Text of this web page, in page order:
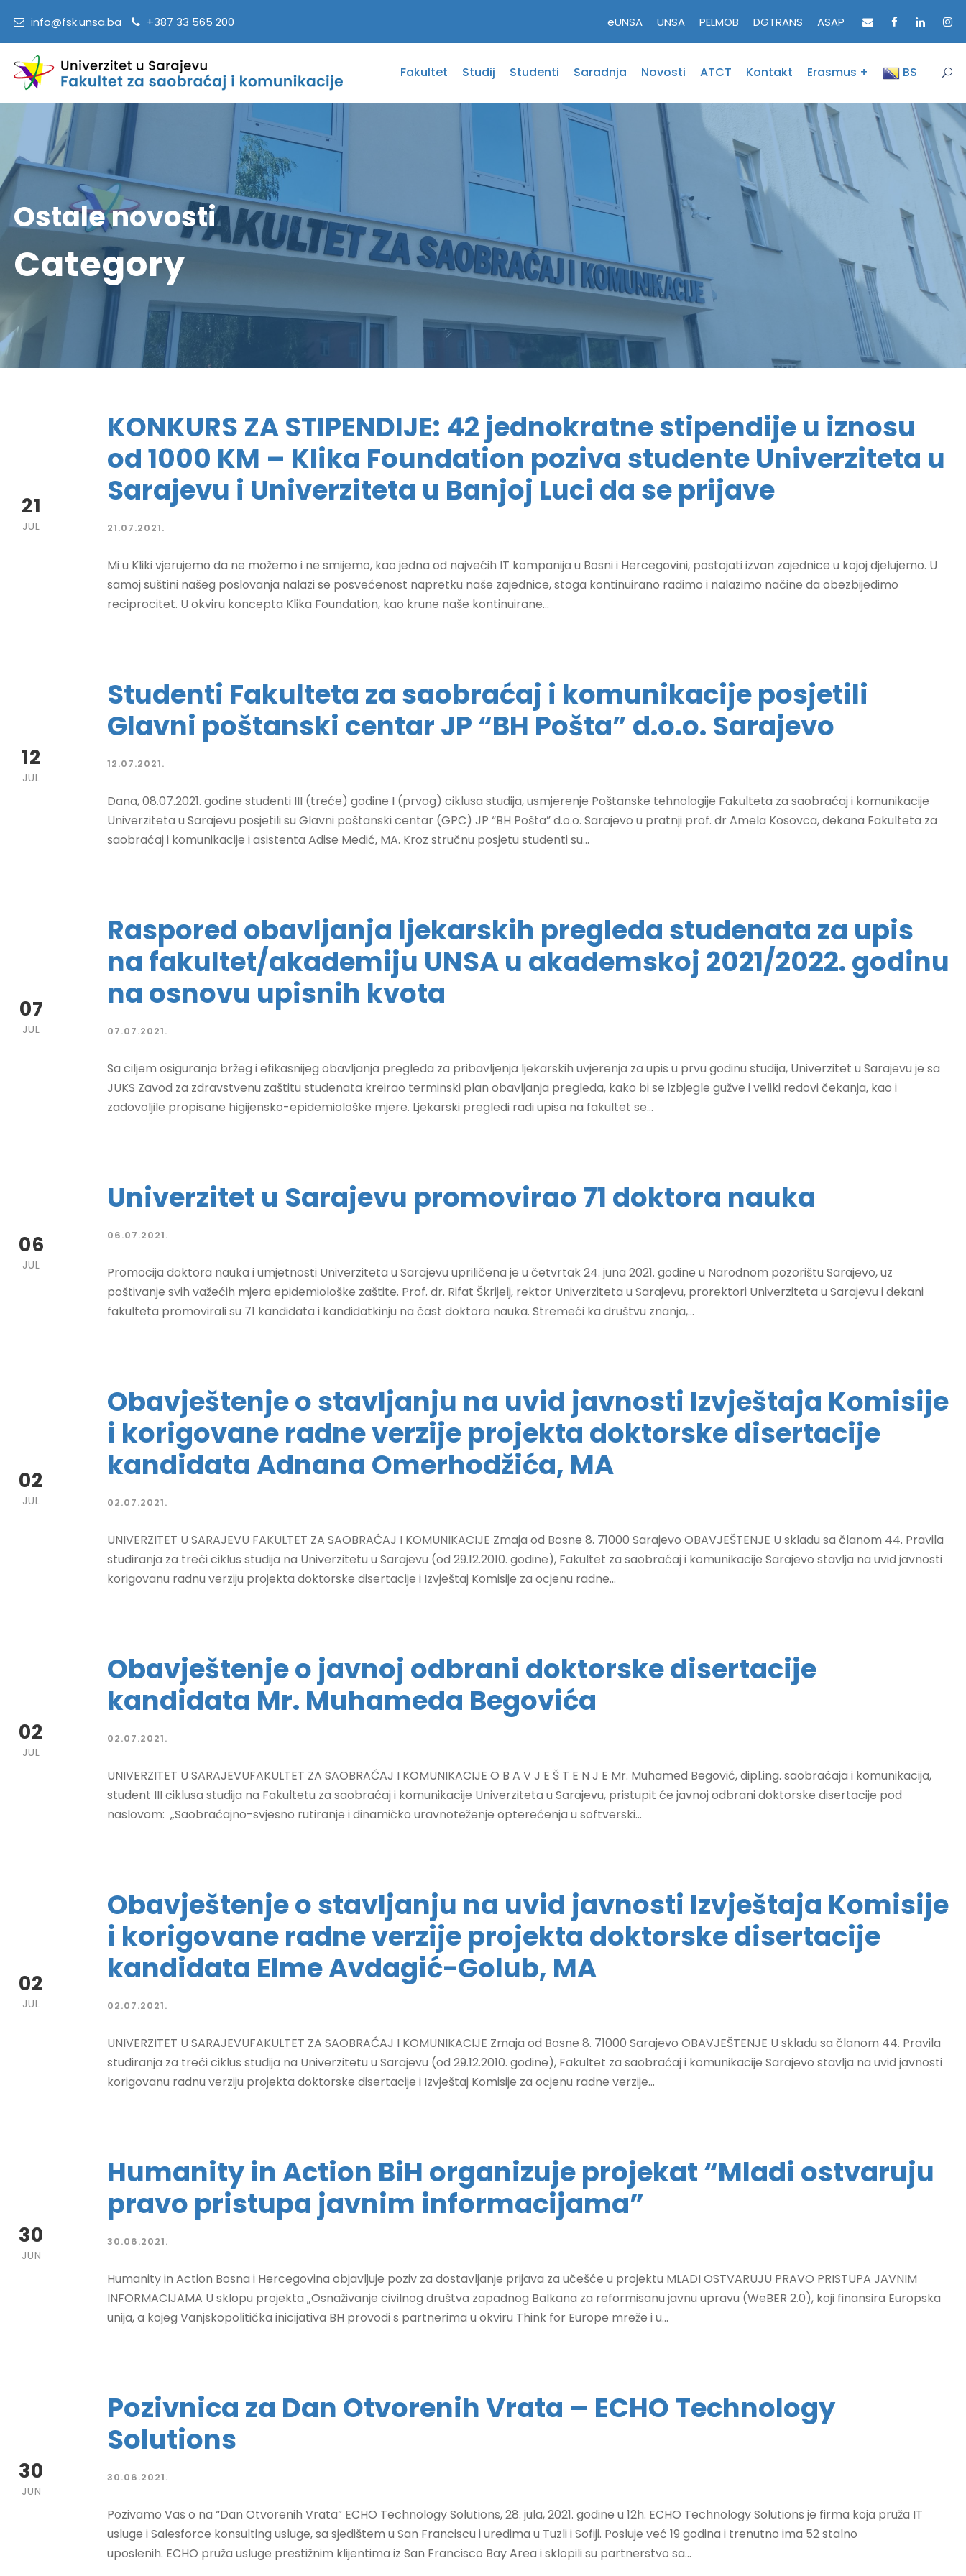
info@fsk.unsa.ba +387 33 565 200 eUNSA UNSA PELMOB DGTRANS ASAP
Fakultet Studij Studenti Saradnja Novosti ATCT Kontakt Erasmus + BS
Ostale novosti
Category
21
JUL
KONKURS ZA STIPENDIJE: 42 jednokratne stipendije u iznosu
od 1000 KM – Klika Foundation poziva studente Univerziteta u
Sarajevu i Univerziteta u Banjoj Luci da se prijave
21.07.2021.
Mi u Kliki vjerujemo da ne možemo i ne smijemo, kao jedna od najvećih IT kompanija u Bosni i Hercegovini, postojati izvan zajednice u kojoj djelujemo. U
samoj suštini našeg poslovanja nalazi se posvećenost napretku naše zajednice, stoga kontinuirano radimo i nalazimo načine da obezbijedimo
reciprocitet. U okviru koncepta Klika Foundation, kao krune naše kontinuirane...
12
JUL
Studenti Fakulteta za saobraćaj i komunikacije posjetili
Glavni poštanski centar JP “BH Pošta” d.o.o. Sarajevo
12.07.2021.
Dana, 08.07.2021. godine studenti III (treće) godine I (prvog) ciklusa studija, usmjerenje Poštanske tehnologije Fakulteta za saobraćaj i komunikacije
Univerziteta u Sarajevu posjetili su Glavni poštanski centar (GPC) JP “BH Pošta” d.o.o. Sarajevo u pratnji prof. dr Amela Kosovca, dekana Fakulteta za
saobraćaj i komunikacije i asistenta Adise Medić, MA. Kroz stručnu posjetu studenti su...
07
JUL
Raspored obavljanja ljekarskih pregleda studenata za upis
na fakultet/akademiju UNSA u akademskoj 2021/2022. godinu
na osnovu upisnih kvota
07.07.2021.
Sa ciljem osiguranja bržeg i efikasnijeg obavljanja pregleda za pribavljenja ljekarskih uvjerenja za upis u prvu godinu studija, Univerzitet u Sarajevu je sa
JUKS Zavod za zdravstvenu zaštitu studenata kreirao terminski plan obavljanja pregleda, kako bi se izbjegle gužve i veliki redovi čekanja, kao i
zadovoljile propisane higijensko-epidemiološke mjere. Ljekarski pregledi radi upisa na fakultet se...
06
JUL
Univerzitet u Sarajevu promovirao 71 doktora nauka
06.07.2021.
Promocija doktora nauka i umjetnosti Univerziteta u Sarajevu upriličena je u četvrtak 24. juna 2021. godine u Narodnom pozorištu Sarajevo, uz
poštivanje svih važećih mjera epidemiološke zaštite. Prof. dr. Rifat Škrijelj, rektor Univerziteta u Sarajevu, prorektori Univerziteta u Sarajevu i dekani
fakulteta promovirali su 71 kandidata i kandidatkinju na čast doktora nauka. Stremeći ka društvu znanja,...
02
JUL
Obavještenje o stavljanju na uvid javnosti Izvještaja Komisije
i korigovane radne verzije projekta doktorske disertacije
kandidata Adnana Omerhodžića, MA
02.07.2021.
UNIVERZITET U SARAJEVU FAKULTET ZA SAOBRAĆAJ I KOMUNIKACIJE Zmaja od Bosne 8. 71000 Sarajevo OBAVJEŠTENJE U skladu sa članom 44. Pravila
studiranja za treći ciklus studija na Univerzitetu u Sarajevu (od 29.12.2010. godine), Fakultet za saobraćaj i komunikacije Sarajevo stavlja na uvid javnosti
korigovanu radnu verziju projekta doktorske disertacije i Izvještaj Komisije za ocjenu radne...
02
JUL
Obavještenje o javnoj odbrani doktorske disertacije
kandidata Mr. Muhameda Begovića
02.07.2021.
UNIVERZITET U SARAJEVUFAKULTET ZA SAOBRAĆAJ I KOMUNIKACIJE O B A V J E Š T E N J E Mr. Muhamed Begović, dipl.ing. saobraćaja i komunikacija,
student III ciklusa studija na Fakultetu za saobraćaj i komunikacije Univerziteta u Sarajevu, pristupit će javnoj odbrani doktorske disertacije pod
naslovom: „Saobraćajno-svjesno rutiranje i dinamičko uravnoteženje opterećenja u softverski...
02
JUL
Obavještenje o stavljanju na uvid javnosti Izvještaja Komisije
i korigovane radne verzije projekta doktorske disertacije
kandidata Elme Avdagić-Golub, MA
02.07.2021.
UNIVERZITET U SARAJEVUFAKULTET ZA SAOBRAĆAJ I KOMUNIKACIJE Zmaja od Bosne 8. 71000 Sarajevo OBAVJEŠTENJE U skladu sa članom 44. Pravila
studiranja za treći ciklus studija na Univerzitetu u Sarajevu (od 29.12.2010. godine), Fakultet za saobraćaj i komunikacije Sarajevo stavlja na uvid javnosti
korigovanu radnu verziju projekta doktorske disertacije i Izvještaj Komisije za ocjenu radne verzije...
30
JUN
Humanity in Action BiH organizuje projekat “Mladi ostvaruju
pravo pristupa javnim informacijama”
30.06.2021.
Humanity in Action Bosna i Hercegovina objavljuje poziv za dostavljanje prijava za učešće u projektu MLADI OSTVARUJU PRAVO PRISTUPA JAVNIM
INFORMACIJAMA U sklopu projekta „Osnaživanje civilnog društva zapadnog Balkana za reformisanu javnu upravu (WeBER 2.0), koji finansira Europska
unija, a kojeg Vanjskopolitička inicijativa BH provodi s partnerima u okviru Think for Europe mreže i u...
30
JUN
Pozivnica za Dan Otvorenih Vrata – ECHO Technology
Solutions
30.06.2021.
Pozivamo Vas o na “Dan Otvorenih Vrata” ECHO Technology Solutions, 28. jula, 2021. godine u 12h. ECHO Technology Solutions je firma koja pruža IT
usluge i Salesforce konsulting usluge, sa sjedištem u San Franciscu i uredima u Tuzli i Sofiji. Posluje već 19 godina i trenutno ima 52 stalno
uposlenih. ECHO pruža usluge prestižnim klijentima iz San Francisco Bay Area i sklopili su partnerstvo sa...